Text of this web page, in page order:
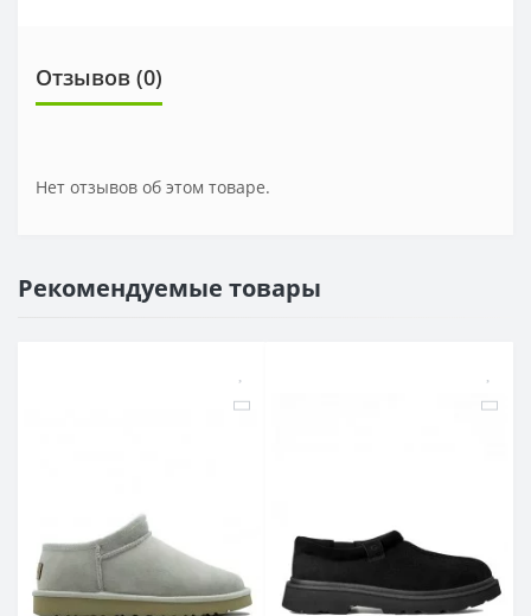
Отзывов (0)
Нет отзывов об этом товаре.
Рекомендуемые товары